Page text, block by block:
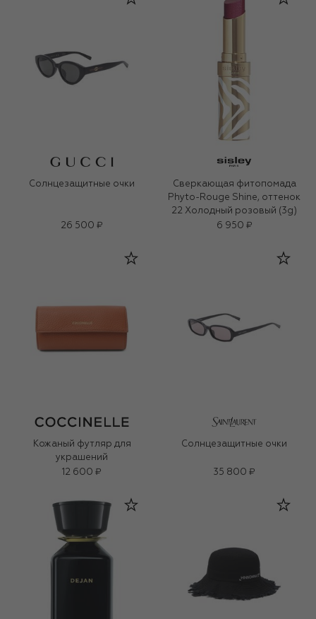
Солнцезащитные очки
26 500 ₽
Сверкающая фитопомада
Phyto-Rouge Shine, оттенок
22 Холодный розовый (3g)
6 950 ₽
Кожаный футляр для
украшений
12 600 ₽
Солнцезащитные очки
35 800 ₽